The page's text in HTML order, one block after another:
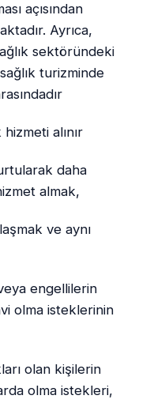
açısından
Ayrıca,
sektöründeki
turizminde
alınır
daha
almak,
ve aynı
engellilerin
olma isteklerinin
olan kişilerin
olma istekleri,